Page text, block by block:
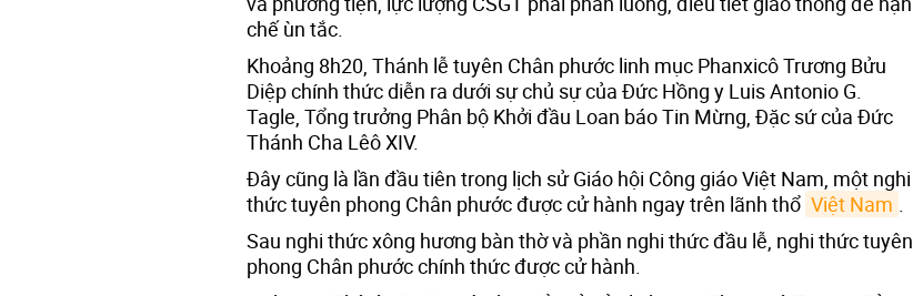
chế ùn tắc.
Khoảng 8h20, Thánh lễ tuyên Chân phước linh mục Phanxicô Trương Bửu
Diệp chính thức diễn ra dưới sự chủ sự của Đức Hồng y Luis Antonio G.
Tagle, Tổng trưởng Phân bộ Khởi đầu Loan báo Tin Mừng, Đặc sứ của Đức
Thánh Cha Lêô XIV.
Đây cũng là lần đầu tiên trong lịch sử Giáo hội Công giáo Việt Nam, một nghi
thức tuyên phong Chân phước được cử hành ngay trên lãnh thổ Việt Nam
Sau nghi thức xông hương bàn thờ và phần nghi thức đầu lễ, nghi thức tuyên
phong Chân phước chính thức được cử hành.